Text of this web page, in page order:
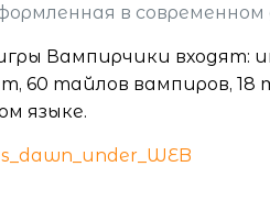
в
Вампирчики входят:
60 тайлов вампиров, 18
языке.